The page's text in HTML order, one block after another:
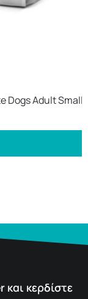
Dogs Adult Small
κερδίστε